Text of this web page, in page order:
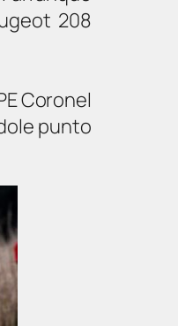
208
Coronel
punto